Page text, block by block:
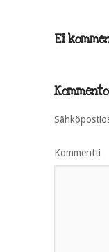
Ei
Kommentti